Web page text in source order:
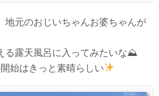
地元のおじいちゃんお婆ちゃんが
る露天風呂に入ってみたいな⛰
始はきっと素晴らしい